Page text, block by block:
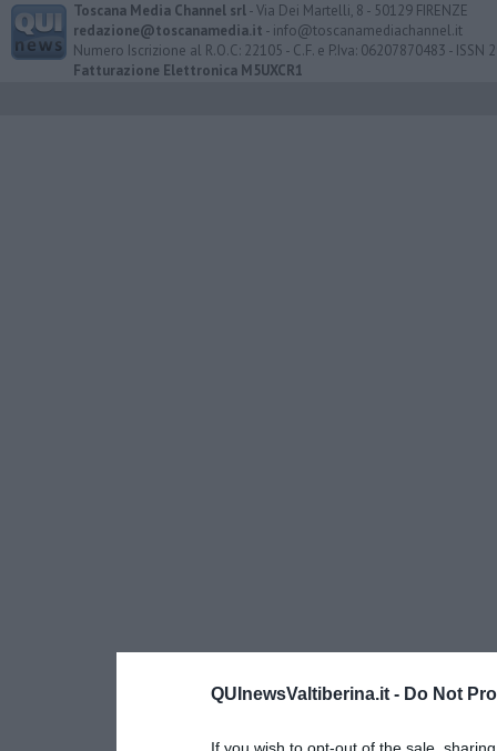
QUInewsValtiberina.it - Do Not
If you wish to opt-out of the sale,
Toscana Media Channel srl- Via Dei Martelli, 8 - 50129 FIRENZE
redazione@toscanamedia.it - info@toscanamediachannel.it
Numero Iscrizione al R.O.C: 22105 - C.F. e P.Iva: 06207870483 - ISSN
Fatturazione Elettronica M5UXCR1